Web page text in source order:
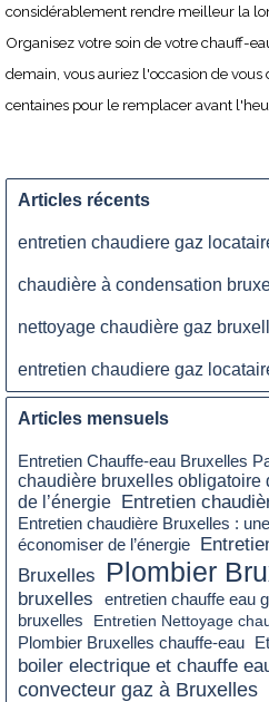
considérablement rendre meilleur la
Organisez votre soin de votre chauff-
demain, vous auriez l'occasion de
centaines pour le remplacer avant
Articles récents
entretien chaudiere gaz
chaudière à condensation
nettoyage chaudière gaz
entretien chaudiere gaz
Articles mensuels
Entretien Chauffe-eau Bruxelles
chaudière bruxelles obligatoire
de l’énergie Entretien
Entretien chaudière Bruxelles :
économiser de l’énergie
Bruxelles
Plombier
bruxelles
entretien chauffe eau
bruxelles
Entretien Nettoyage
Plombier Bruxelles chauffe-eau
boiler electrique et chauffe
convecteur gaz à Bruxelles